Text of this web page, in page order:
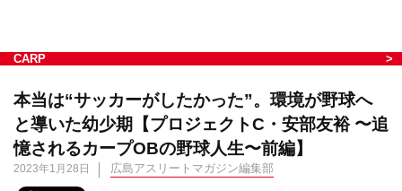
CARP
本当は“サッカーがしたかった”。環境が野球へ
と導いた幼少期【プロジェクトC・安部友裕 〜追
憶されるカープOBの野球人生〜前編】
2023年1月28日 広島アスリートマガジン編集部